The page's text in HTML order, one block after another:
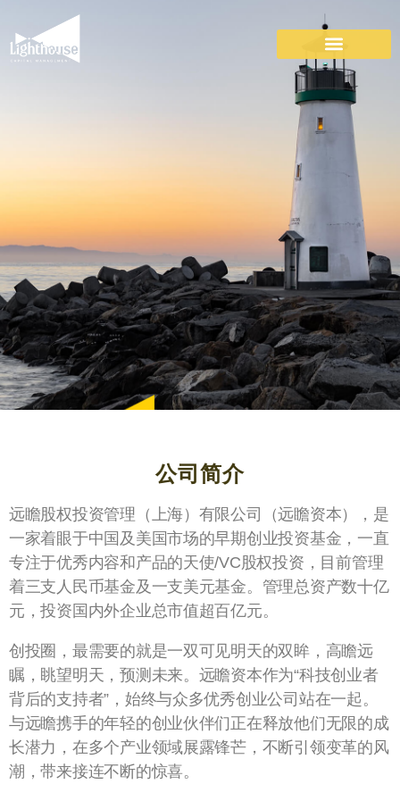
远望科技
突破
高瞻商业
公司简介
远瞻股权投资管理（上海）有限公司（远瞻资本），是
一家着眼于中国及美国市场的早期创业投资基金，一直
专注于优秀内容和产品的天使/VC股权投资，目前管理
着三支人民币基金及一支美元基金。管理总资产数十亿
元，投资国内外企业总市值超百亿元。
创投圈，最需要的就是一双可见明天的双眸，高瞻远
瞩，眺望明天，预测未来。远瞻资本作为“科技创业者
背后的支持者”，始终与众多优秀创业公司站在一起。
与远瞻携手的年轻的创业伙伴们正在释放他们无限的成
长潜力，在多个产业领域展露锋芒，不断引领变革的风
潮，带来接连不断的惊喜。